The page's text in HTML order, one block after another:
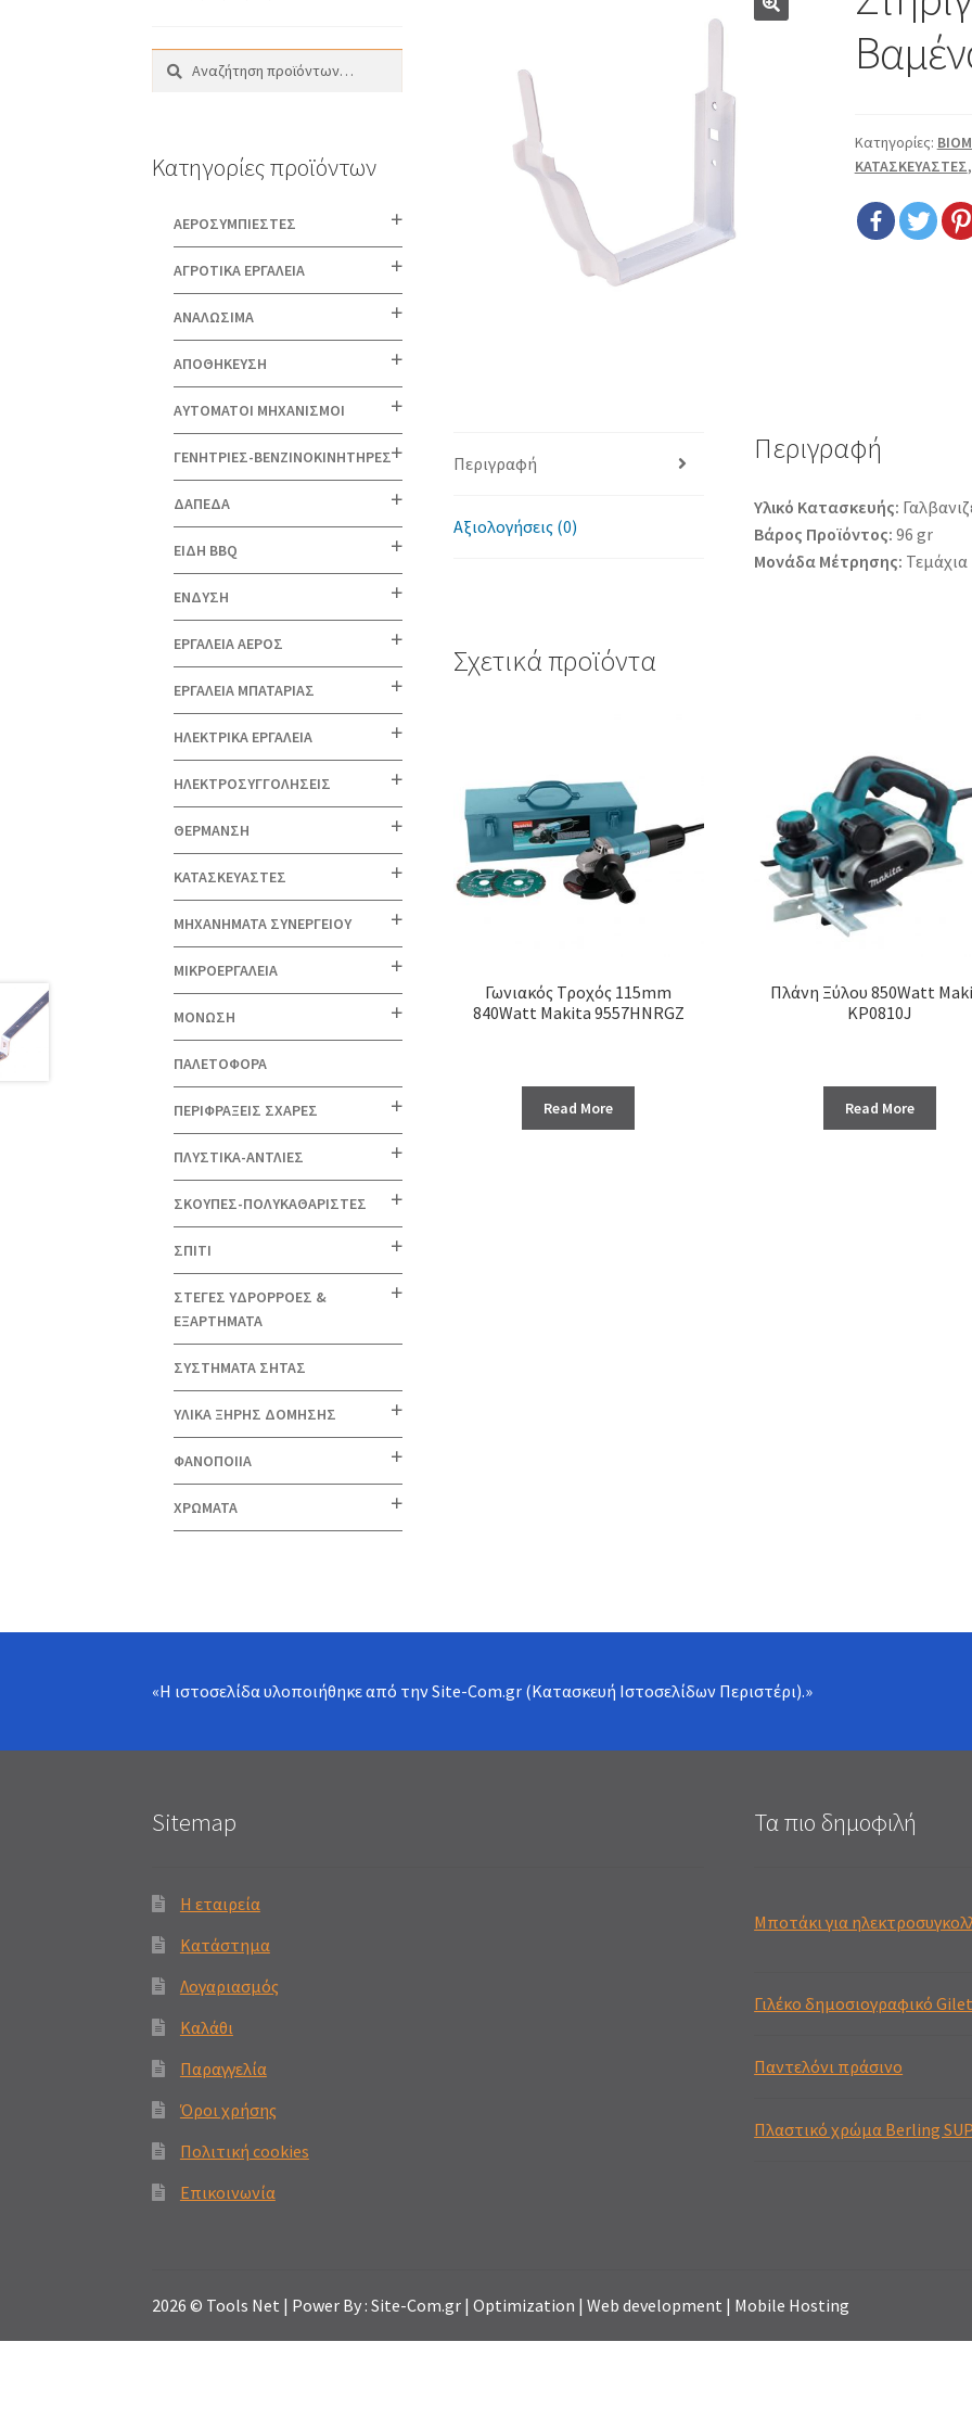
Κατηγορίες:
ΚΑΤΑΣΚΕΥΑΣΤΕΣ
Περιγραφή
Αξιολογήσεις (0)
Περιγραφή
Υλικό Κατασκευής:
Βάρος Προϊόντος: 96 gr
Μονάδα Μέτρησης: Τεμάχια
Σχετικά προϊόντα
Γωνιακός Τροχός 115mm
840Watt Makita 9557HNRGZ
Read More
Πλάνη Ξύλου 850Watt
KP0810J
Read More
Αναζήτηση
Αναζήτηση
Κατηγορίες προϊόντων
AEΡΟΣΥΜΠΙΕΣΤΕΣ
ΑΓΡΟΤΙΚΑ ΕΡΓΑΛΕΙΑ
ΑΝΑΛΩΣΙΜΑ
ΑΠΟΘΗΚΕΥΣΗ
ΑΥΤΟΜΑΤΟΙ ΜΗΧΑΝΙΣΜΟΙ
ΓΕΝΗΤΡΙΕΣ-ΒΕΝΖΙΝΟΚΙΝΗΤΗΡΕΣ
ΔΑΠΕΔΑ
ΕΙΔΗ BBQ
ΕΝΔΥΣΗ
ΕΡΓΑΛΕΙΑ ΑΕΡΟΣ
ΕΡΓΑΛΕΙΑ ΜΠΑΤΑΡΙΑΣ
ΗΛΕΚΤΡΙΚΑ ΕΡΓΑΛΕΙΑ
ΗΛΕΚΤΡΟΣΥΓΓΟΛΗΣΕΙΣ
ΘΕΡΜΑΝΣΗ
ΚΑΤΑΣΚΕΥΑΣΤΕΣ
ΜΗΧΑΝΗΜΑΤΑ ΣΥΝΕΡΓΕΙΟΥ
ΜΙΚΡΟΕΡΓΑΛΕΙΑ
ΜΟΝΩΣΗ
ΠΑΛΕΤΟΦΟΡΑ
ΠΕΡΙΦΡΑΞΕΙΣ ΣΧΑΡΕΣ
ΠΛΥΣΤΙΚΑ-ΑΝΤΛΙΕΣ
ΣΚΟΥΠΕΣ-ΠΟΛΥΚΑΘΑΡΙΣΤΕΣ
ΣΠΙΤΙ
ΣΤΕΓΕΣ ΥΔΡΟΡΡΟΕΣ &
ΕΞΑΡΤΗΜΑΤΑ
ΣΥΣΤΗΜΑΤΑ ΣΗΤΑΣ
ΥΛΙΚΑ ΞΗΡΗΣ ΔΟΜΗΣΗΣ
ΦΑΝΟΠΟΙΙΑ
ΧΡΩΜΑΤΑ
«Η ιστοσελίδα υλοποιήθηκε από τηνSite-Com.gr (Κατασκευή Ιστοσελίδων Περιστέρι).»
Sitemap
Η εταιρεία
Κατάστημα
Λογαριασμός
Καλάθι
Παραγγελία
Όροι χρήσης
Πολιτική cookies
Επικοινωνία
Τα πιο δημοφιλή
Μποτάκι για
Γιλέκο δημοσιογραφικό
Παντελόνι πράσινο
Πλαστικό χρώμα Berling
2026 © Tools Net | Power By : Site-Com.gr | Optimization | Web development | Mobile Hosting